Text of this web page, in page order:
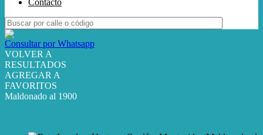
Contacto
Consultar por Whatsapp
VOLVER A
RESULTADOS
AGREGAR A
FAVORITOS
Maldonado al 1900